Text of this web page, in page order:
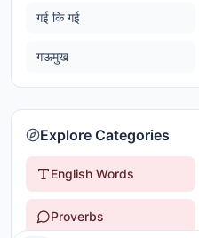
गई कि गई
गऊमुख
Explore Categories
English Words
Proverbs